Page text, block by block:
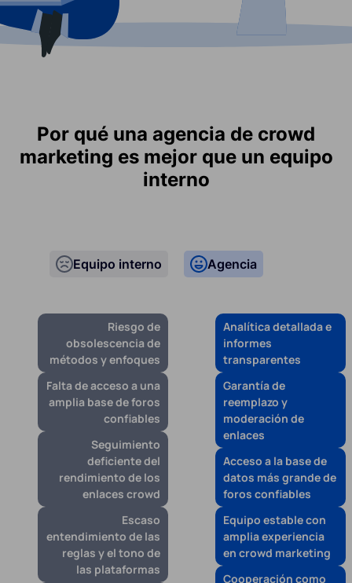
Por qué una agencia de crowd
marketing es mejor que un equipo
interno
Equipo interno
Riesgo de
obsolescencia de
métodos y enfoques
Falta de acceso a una
amplia base de foros
confiables
Seguimiento
deficiente del
rendimiento de los
enlaces crowd
Escaso
entendimiento de las
reglas y el tono de
las plataformas
Agencia
Analítica detallada e
informes
transparentes
Garantía de
reemplazo y
moderación de
enlaces
Acceso a la base de
datos más grande de
foros confiables
Equipo estable con
amplia experiencia
en crowd marketing
Cooperación como